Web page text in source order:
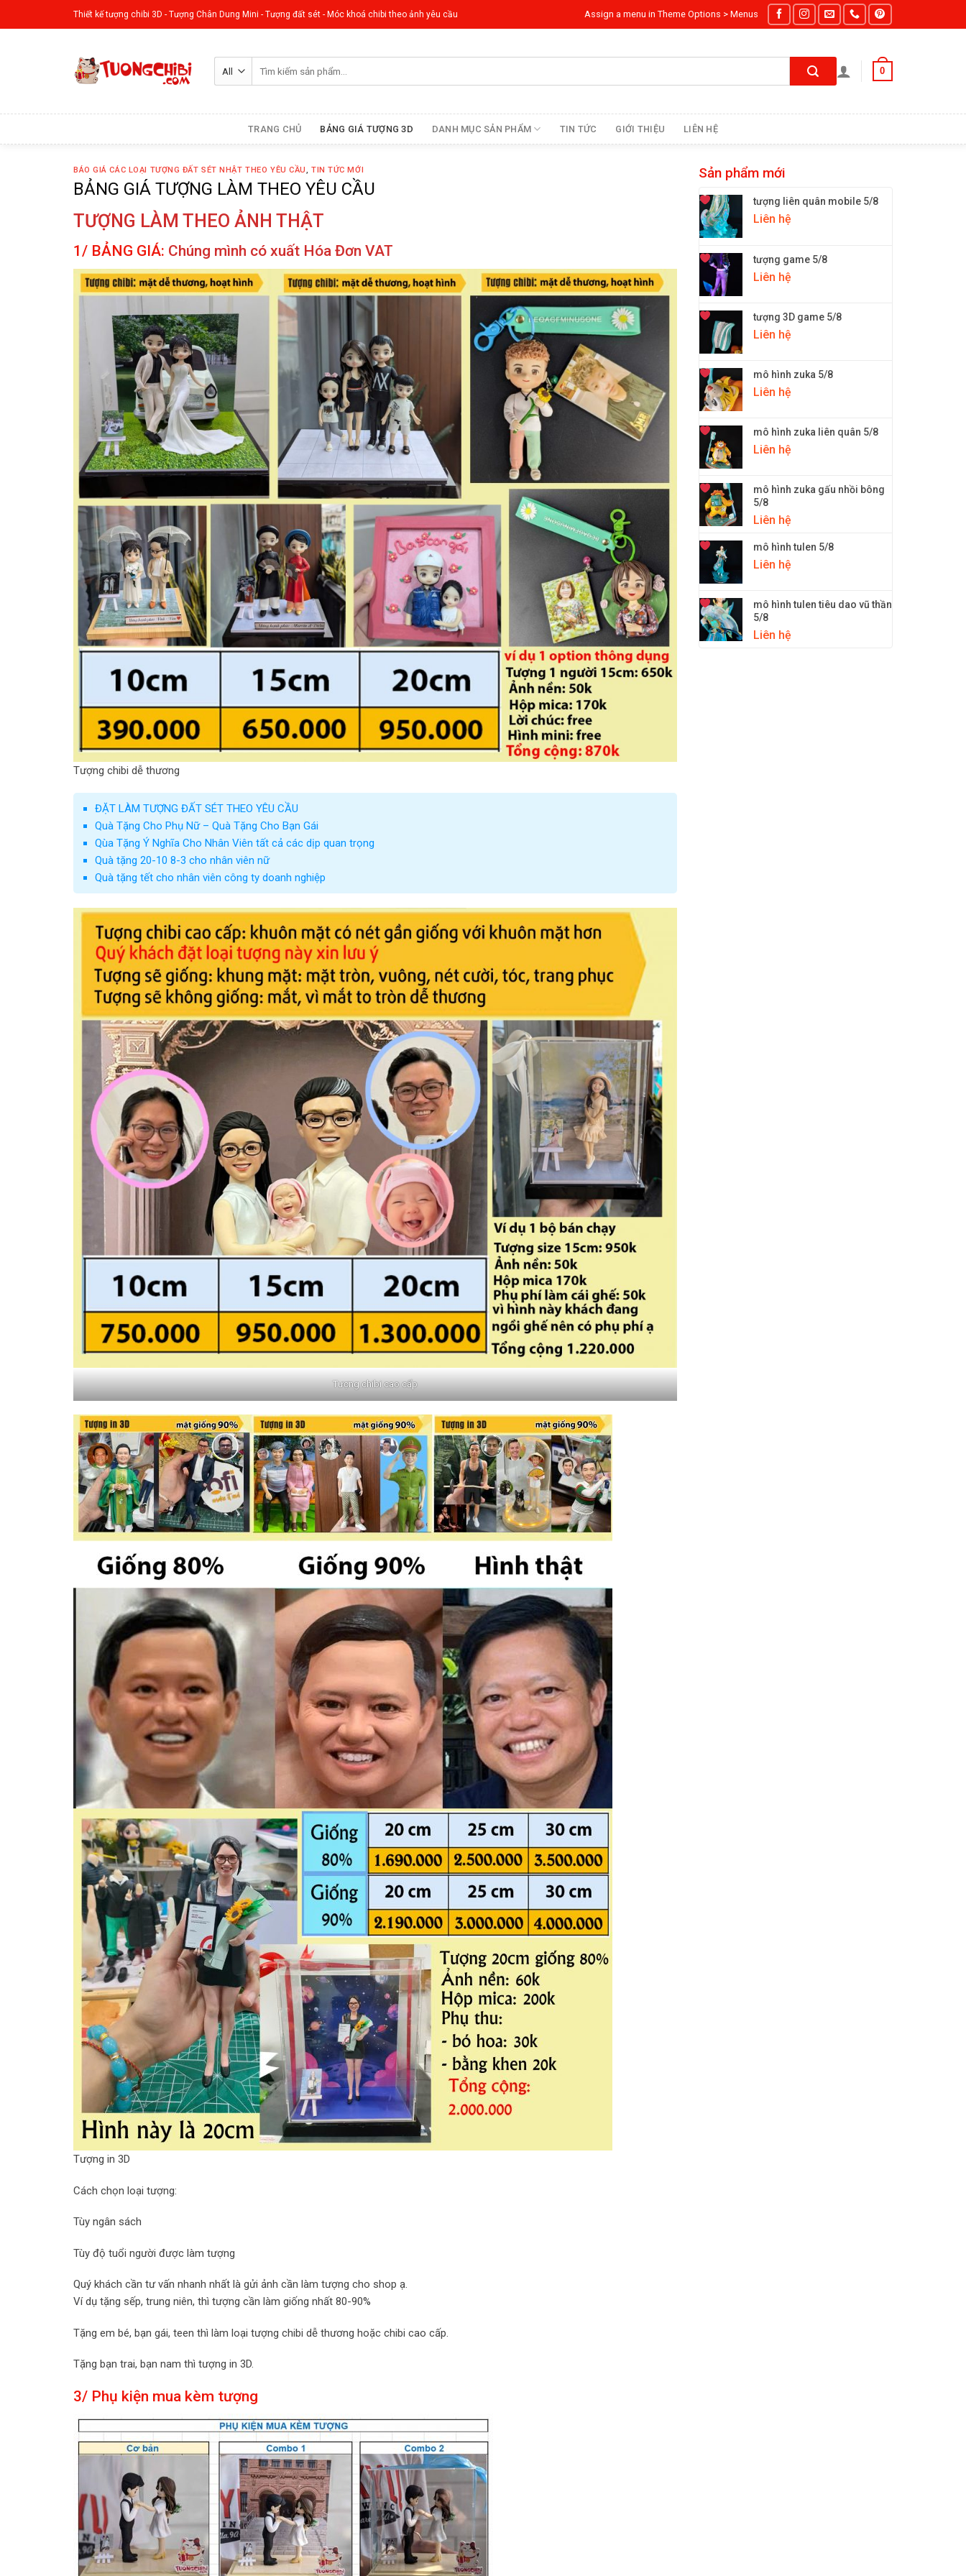
to
Thiết kế tượng chibi 3D - Tượng Chân Dung Mini - Tượng đất sét - Móc khoá chibi theo ảnh yêu cầu Assign a menu in Theme Options > Menus
kiếm:
0
TRANG CHỦ BẢNG GIÁ TƯỢNG 3D DANH MỤC SẢN PHẨM TIN TỨC GIỚI THIỆU LIÊN HỆ
BÁO GIÁ CÁC LOẠI TƯỢNG ĐẤT SÉT NHẬT THEO YÊU CẦU,TIN TỨC MỚI
BẢNG GIÁ TƯỢNG LÀM THEO YÊU CẦU
TƯỢNG LÀM THEO ẢNH THẬT
1/ BẢNG GIÁ: Chúng mình có xuất Hóa Đơn VAT
Tượng chibi dễ thương
ĐẶT LÀM TƯỢNG ĐẤT SÉT THEO YÊU CẦU
Quà Tặng Cho Phụ Nữ – Quà Tặng Cho Bạn Gái
Qùa Tặng Ý Nghĩa Cho Nhân Viên tất cả các dịp quan trọng
Quà tặng 20-10 8-3 cho nhân viên nữ
Quà tặng tết cho nhân viên công ty doanh nghiệp
Tượng chibi cao cấp
Tượng in 3D
Cách chọn loại tượng:
Tùy ngân sách
Tùy độ tuổi người được làm tượng
Quý khách cần tư vấn nhanh nhất là gửi ảnh cần làm tượng cho shop ạ.
Ví dụ tặng sếp, trung niên, thì tượng cần làm giống nhất 80-90%
Tặng em bé, bạn gái, teen thì làm loại tượng chibi dễ thương hoặc chibi cao cấp.
Tặng bạn trai, bạn nam thì tượng in 3D.
3/ Phụ kiện mua kèm tượng
Sản phẩm mới
tượng liên quân mobile 5/8
Liên hệ
tượng game 5/8
Liên hệ
tượng 3D game 5/8
Liên hệ
mô hình zuka 5/8
Liên hệ
mô hình zuka liên quân 5/8
Liên hệ
mô hình zuka gấu nhồi bông
5/8
Liên hệ
mô hình tulen 5/8
Liên hệ
mô hình tulen tiêu dao vũ thần
5/8
Liên hệ